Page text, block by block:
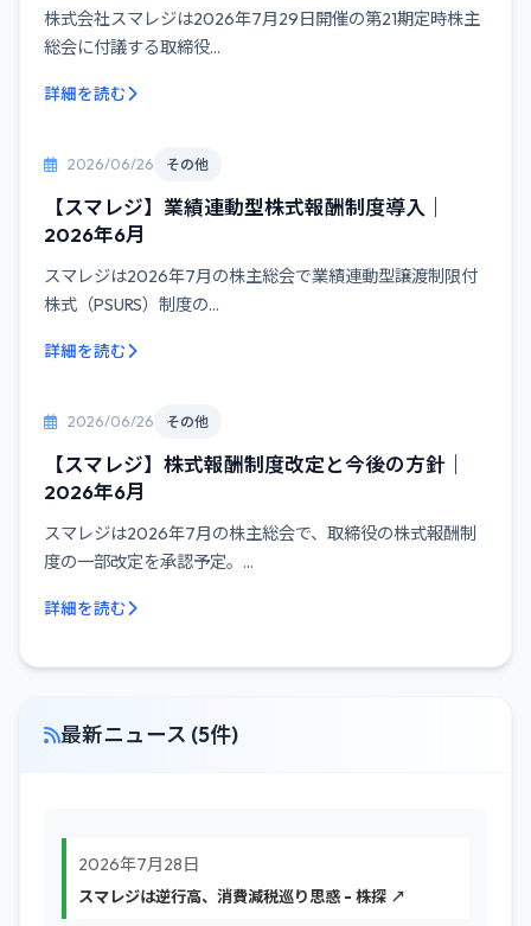
株式会社スマレジは2026年7月29日開催の第21期定時株主
総会に付議する取締役...
詳細を読む
2026/06/26 その他
【スマレジ】業績連動型株式報酬制度導入｜
2026年6月
スマレジは2026年7月の株主総会で業績連動型譲渡制限付
株式（PSURS）制度の...
詳細を読む
2026/06/26 その他
【スマレジ】株式報酬制度改定と今後の方針｜
2026年6月
スマレジは2026年7月の株主総会で、取締役の株式報酬制
度の一部改定を承認予定。...
詳細を読む
最新ニュース (5件)
2026年7月28日
スマレジは逆行高、消費減税巡り思惑 - 株探 ↗